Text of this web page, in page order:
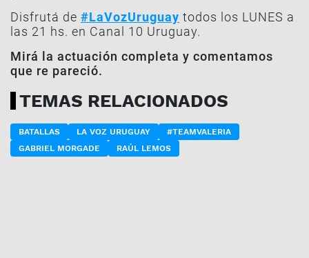
Disfrutá de #LaVozUruguay todos los LUNES a
las 21 hs. en Canal 10 Uruguay.
Mirá la actuación completa y comentamos
que re pareció.
TEMAS RELACIONADOS
BATALLAS LA VOZ URUGUAY
#TEAMVALERIA
GABRIEL MORGADE
RAÚL LEMOS